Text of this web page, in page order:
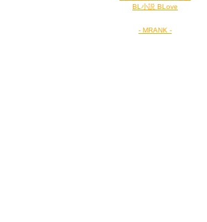
BL小説 BLove
- MRANK -